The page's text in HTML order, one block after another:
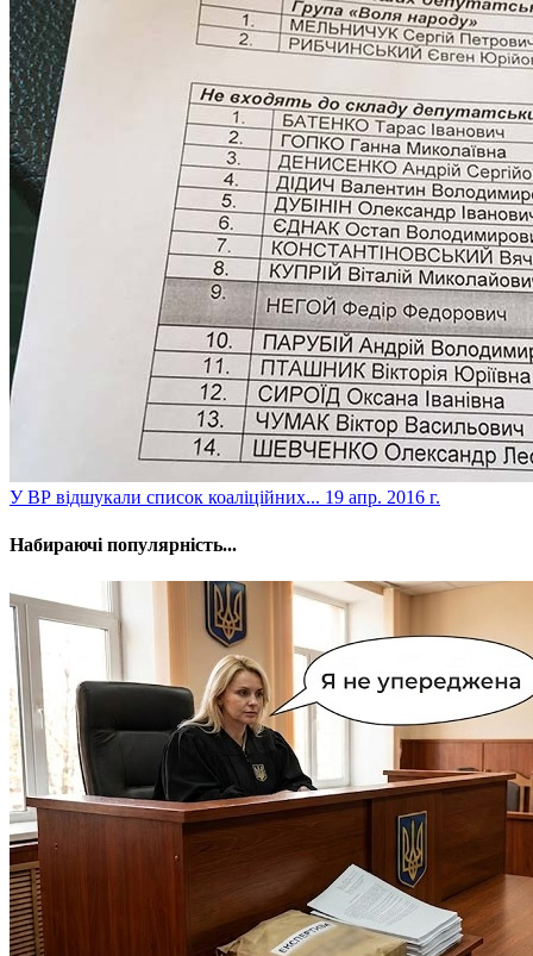
У ВР відшукали список коаліційних... 19 апр. 2016 г.
Набираючі популярність...